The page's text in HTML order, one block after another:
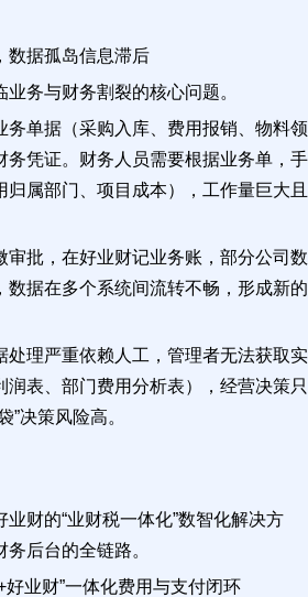
数据孤岛信息滞后
务与财务割裂的核心问题。
务单据（采购入库、费用报销、物料领
务凭证。财务人员需要根据业务单，手
属部门、项目成本），工作量巨大且
审批，在好业财记业务账，部分公司数
数据在多个系统间流转不畅，形成新的
处理严重依赖人工，管理者无法获取实
润表、部门费用分析表），经营决策只
”决策风险高。
财的“业财税一体化”数智化解决方
后台的全链路。
业财”一体化费用与支付闭环